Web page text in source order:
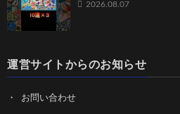
2026.08.07
運営サイトからのお知らせ
お問い合わせ